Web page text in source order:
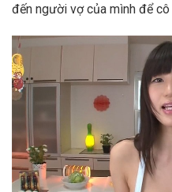
đến người vợ của mình để